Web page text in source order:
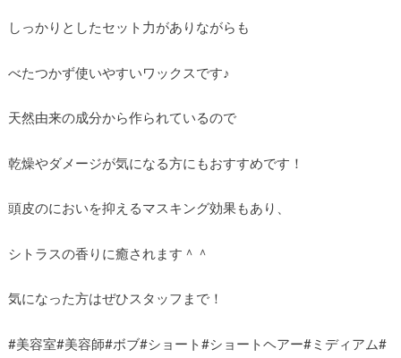
しっかりとしたセット力がありながらも
べたつかず使いやすいワックスです♪
天然由来の成分から作られているので
乾燥やダメージが気になる方にもおすすめです！
頭皮のにおいを抑えるマスキング効果もあり、
シトラスの香りに癒されます＾＾
気になった方はぜひスタッフまで！
#美容室#美容師#ボブ#ショート#ショートヘアー#ミディアム#